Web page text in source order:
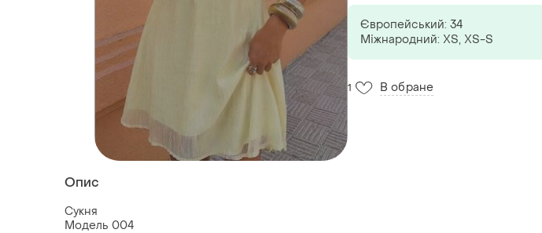
Європейський: 34
Міжнародний: ХS, XS-S
1 В обране
Опис
Сукня
Модель 004